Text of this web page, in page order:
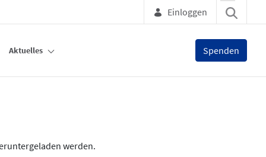
Einloggen
Aktuelles Spenden
werden.